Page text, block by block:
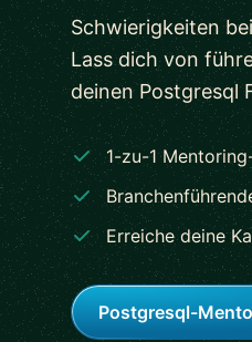
Schwierigkeiten
Lass dich von
deinen Postgresql
1-zu-1
Erreiche deine
Postgresql-